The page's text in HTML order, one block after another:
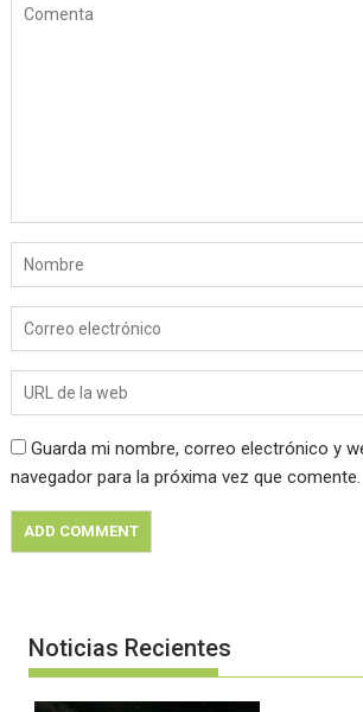
Guarda mi nombre, correo electrónico y
navegador para la próxima vez que comente.
Noticias Recientes